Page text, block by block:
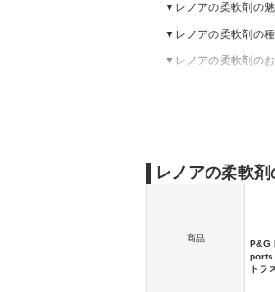
レノアの柔軟剤の
レノアの柔軟剤の
レノアの柔軟剤の
レノアの柔軟剤の
レノアの柔軟
商品
P&G
ports
トラ